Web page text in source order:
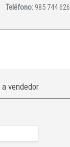
Teléfono:985 744 626
vendedor